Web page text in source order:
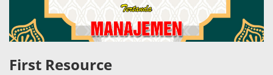
First Resource